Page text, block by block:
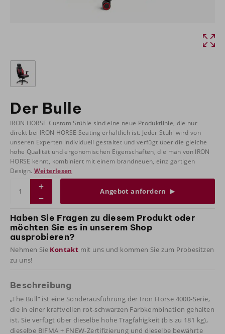
Der Bulle
IRON HORSE Custom Stühle sind eine neue Produktlinie, die nur
direkt bei IRON HORSE Seating erhältlich ist. Jeder Stuhl wird von
unseren Experten individuell gestaltet und verfügt über die gleiche
hohe Qualität und ergonomischen Eigenschaften, die man von IRON
HORSE kennt, kombiniert mit einem brandneuen, einzigartigen
Design. Weiterlesen
Angebot anfordern
Haben Sie Fragen zu diesem Produkt oder
möchten Sie es in unserem Shop
ausprobieren?
Nehmen Sie Kontakt mit uns und kommen Sie zum Probesitzen
zu uns!
Beschreibung
„The Bull“ ist eine Sonderausführung der Iron Horse 4000-Serie,
die in einer kraftvollen rot-schwarzen Farbkombination gehalten
ist. Sie verfügt über dieselbe hohe Tragfähigkeit (bis zu 181 kg),
dieselbe BIFMA + FNEW-Zertifizierung und dieselbe bewährte